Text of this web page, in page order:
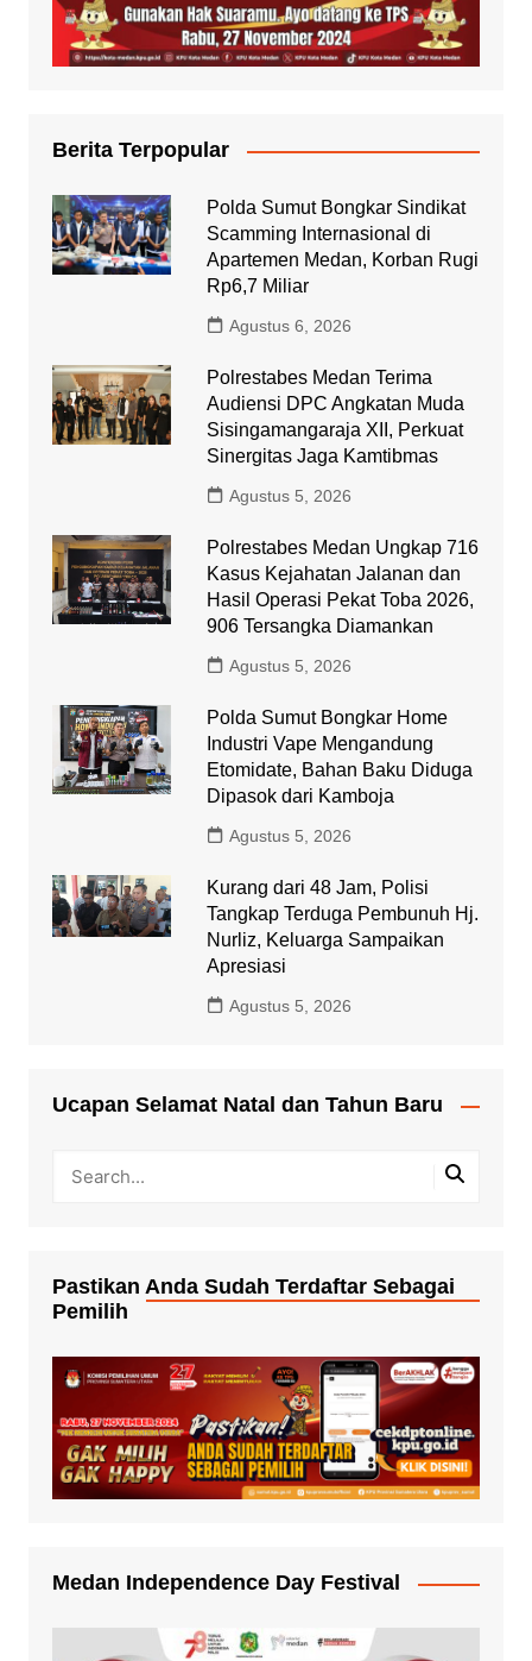
Berita Terpopular
Polda Sumut Bongkar Sindikat
Scamming Internasional di
Apartemen Medan, Korban Rugi
Rp6,7 Miliar
Agustus 6, 2026
Polrestabes Medan Terima
Audiensi DPC Angkatan Muda
Sisingamangaraja XII, Perkuat
Sinergitas Jaga Kamtibmas
Agustus 5, 2026
Polrestabes Medan Ungkap 716
Kasus Kejahatan Jalanan dan
Hasil Operasi Pekat Toba 2026,
906 Tersangka Diamankan
Agustus 5, 2026
Polda Sumut Bongkar Home
Industri Vape Mengandung
Etomidate, Bahan Baku Diduga
Dipasok dari Kamboja
Agustus 5, 2026
Kurang dari 48 Jam, Polisi
Tangkap Terduga Pembunuh Hj.
Nurliz, Keluarga Sampaikan
Apresiasi
Agustus 5, 2026
Ucapan Selamat Natal dan Tahun Baru
Pastikan Anda Sudah Terdaftar Sebagai
Pemilih
Medan Independence Day Festival